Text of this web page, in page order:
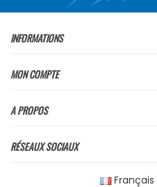
INFORMATIONS
MON COMPTE
A PROPOS
RÉSEAUX SOCIAUX
Français